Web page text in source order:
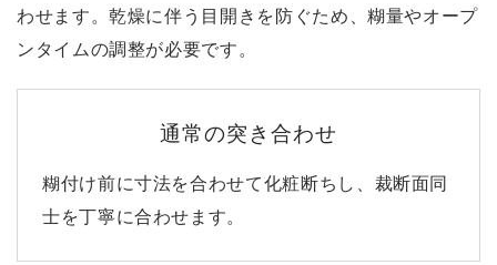
わせます。乾燥に伴う目開きを防ぐため、糊量やオープ
ンタイムの調整が必要です。
通常の突き合わせ
糊付け前に寸法を合わせて化粧断ちし、裁断面同
士を丁寧に合わせます。